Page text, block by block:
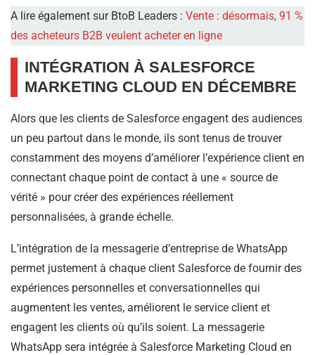
A lire également sur BtoB Leaders : Vente : désormais, 91 %
des acheteurs B2B veulent acheter en ligne
INTÉGRATION À SALESFORCE
MARKETING CLOUD EN DÉCEMBRE
Alors que les clients de Salesforce engagent des audiences
un peu partout dans le monde, ils sont tenus de trouver
constamment des moyens d’améliorer l’expérience client en
connectant chaque point de contact à une « source de
vérité » pour créer des expériences réellement
personnalisées, à grande échelle.
L’intégration de la messagerie d’entreprise de WhatsApp
permet justement à chaque client Salesforce de fournir des
expériences personnelles et conversationnelles qui
augmentent les ventes, améliorent le service client et
engagent les clients où qu’ils soient. La messagerie
WhatsApp sera intégrée à Salesforce Marketing Cloud en